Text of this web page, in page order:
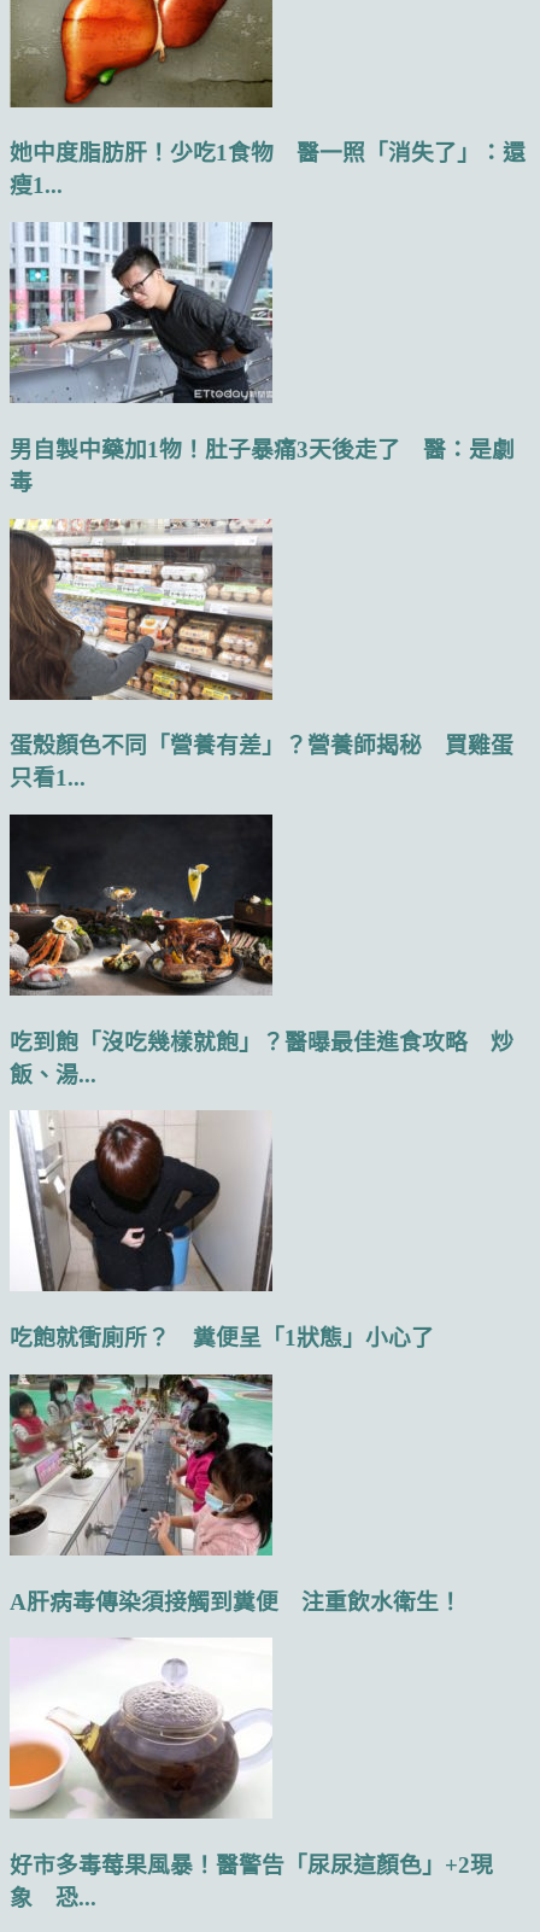
她中度脂肪肝！少吃1食物 醫一照「消失了」：還
瘦1...
男自製中藥加1物！肚子暴痛3天後走了 醫：是劇
毒
蛋殼顏色不同「營養有差」？營養師揭秘 買雞蛋
只看1...
吃到飽「沒吃幾樣就飽」？醫曝最佳進食攻略 炒
飯、湯...
吃飽就衝廁所？ 糞便呈「1狀態」小心了
A肝病毒傳染須接觸到糞便 注重飲水衛生！
好市多毒莓果風暴！醫警告「尿尿這顏色」+2現
象 恐...